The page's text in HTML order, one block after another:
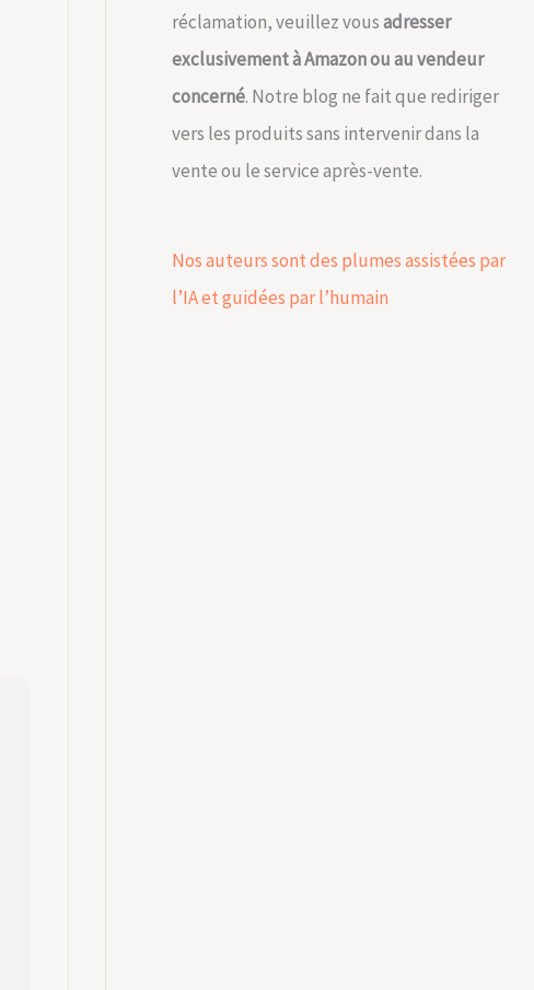
réclamation, veuillez vousadresser
exclusivement à Amazon ou au vendeur
concerné. Notre blog ne fait que rediriger
vers les produits sans intervenir dans la
vente ou le service après-vente.
Nos auteurs sont des plumes assistées par
l’IA et guidées par l’humain